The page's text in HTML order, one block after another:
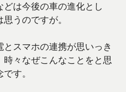
は今後の車の進化とし
うのですが。
スマホの連携が思いっき
時々なぜこんなことをと思
す。